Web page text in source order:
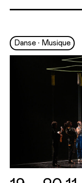
Danse • Musique